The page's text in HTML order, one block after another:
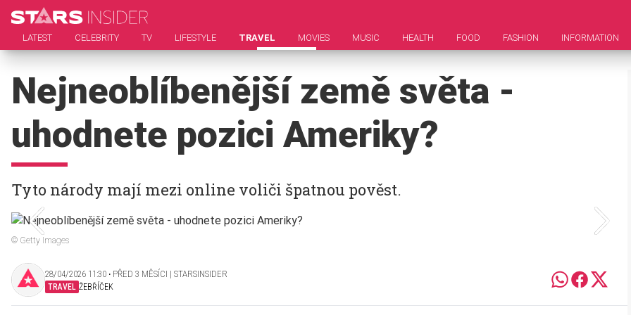
LATEST CELEBRITY TV LIFESTYLE TRAVEL MOVIES MUSIC HEALTH FOOD FASHION INFORMATION
Nejneoblíbenější země světa -
uhodnete pozici Ameriky?
Tyto národy mají mezi online voliči špatnou pověst.
© Getty Images
28/04/2026 11:30 ‧ PŘED 3 MĚSÍCI | STARSINSIDER
TRAVEL ŽEBŘÍČEK